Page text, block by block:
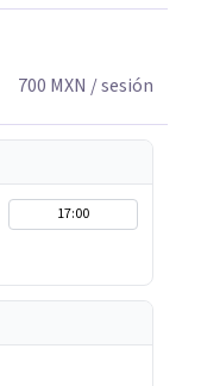
700 MXN / sesión
17:00